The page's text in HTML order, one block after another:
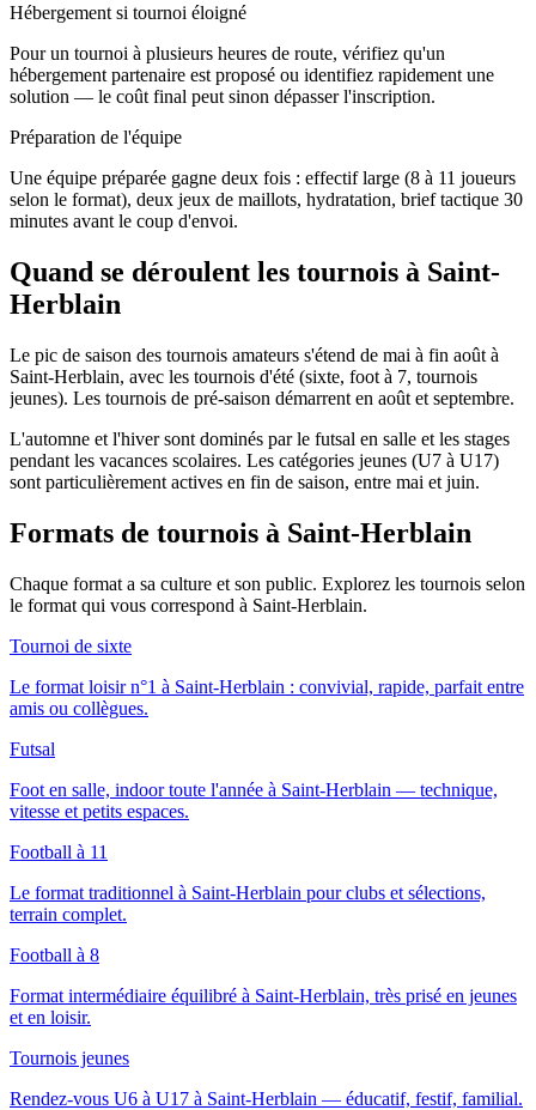
Hébergement si tournoi éloigné
Pour un tournoi à plusieurs heures de route, vérifiez qu'un
hébergement partenaire est proposé ou identifiez rapidement une
solution — le coût final peut sinon dépasser l'inscription.
Préparation de l'équipe
Une équipe préparée gagne deux fois : effectif large (8 à 11 joueurs
selon le format), deux jeux de maillots, hydratation, brief tactique 30
minutes avant le coup d'envoi.
Quand se déroulent les tournois à Saint-
Herblain
Le pic de saison des tournois amateurs s'étend de mai à fin août à
Saint-Herblain, avec les tournois d'été (sixte, foot à 7, tournois
jeunes). Les tournois de pré-saison démarrent en août et septembre.
L'automne et l'hiver sont dominés par le futsal en salle et les stages
pendant les vacances scolaires. Les catégories jeunes (U7 à U17)
sont particulièrement actives en fin de saison, entre mai et juin.
Formats de tournois à Saint-Herblain
Chaque format a sa culture et son public. Explorez les tournois selon
le format qui vous correspond à Saint-Herblain.
Tournoi de sixte
Le format loisir n°1 à Saint-Herblain : convivial, rapide, parfait entre
amis ou collègues.
Futsal
Foot en salle, indoor toute l'année à Saint-Herblain — technique,
vitesse et petits espaces.
Football à 11
Le format traditionnel à Saint-Herblain pour clubs et sélections,
terrain complet.
Football à 8
Format intermédiaire équilibré à Saint-Herblain, très prisé en jeunes
et en loisir.
Tournois jeunes
Rendez-vous U6 à U17 à Saint-Herblain — éducatif, festif, familial.